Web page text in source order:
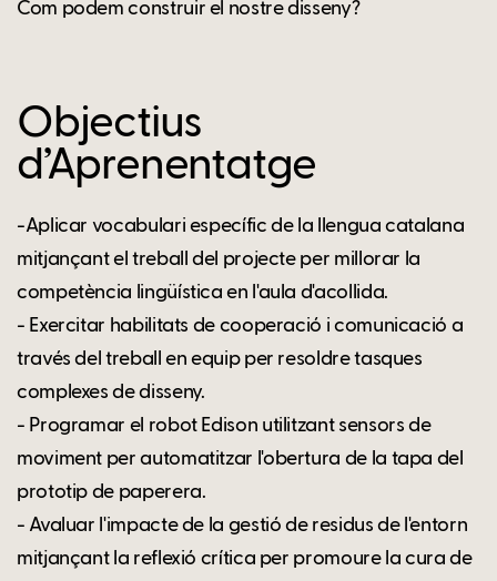
Com podem construir el nostre disseny?
Objectius
d’Aprenentatge
-Aplicar vocabulari específic de la llengua catalana
mitjançant el treball del projecte per millorar la
competència lingüística en l'aula d'acollida.
- Exercitar habilitats de cooperació i comunicació a
través del treball en equip per resoldre tasques
complexes de disseny.
- Programar el robot Edison utilitzant sensors de
moviment per automatitzar l'obertura de la tapa del
prototip de paperera.
- Avaluar l'impacte de la gestió de residus de l'entorn
mitjançant la reflexió crítica per promoure la cura de